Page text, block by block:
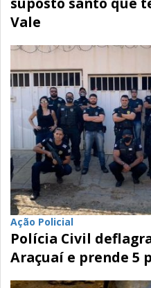
Vale
Ação Policial
Polícia Civil
Araçuaí e prende 5